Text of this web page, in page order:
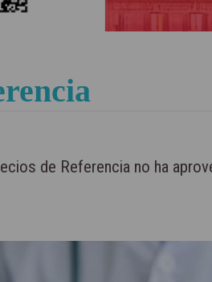
de Referencia no ha